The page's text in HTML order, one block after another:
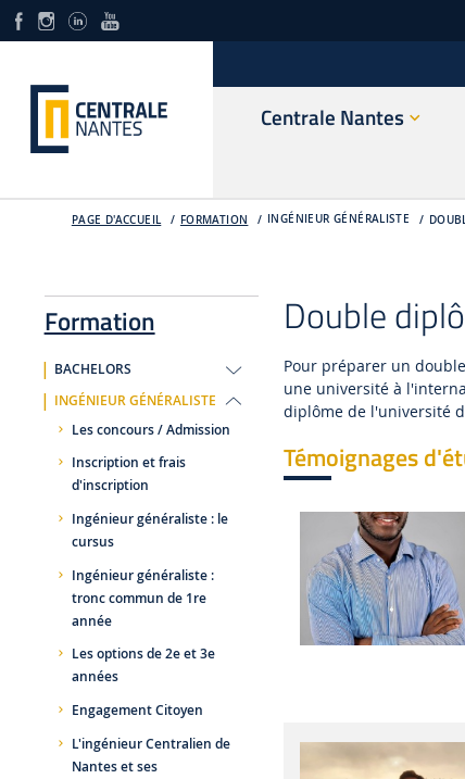
Centrale Nantes
PAGE D'ACCUEIL FORMATION INGÉNIEUR GÉNÉRALISTE
Formation
BACHELORS
INGÉNIEUR GÉNÉRALISTE
Les concours / Admission
Inscription et frais
d'inscription
Ingénieur généraliste : le
cursus
Ingénieur généraliste :
tronc commun de 1re
année
Les options de 2e et 3e
années
Engagement Citoyen
L'ingénieur Centralien de
Nantes et ses
Double
Pour préparer un
une université à
diplôme de l'université
Témoignages